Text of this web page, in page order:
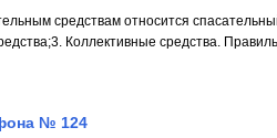
средствам относится
Коллективные средства.
№ 124